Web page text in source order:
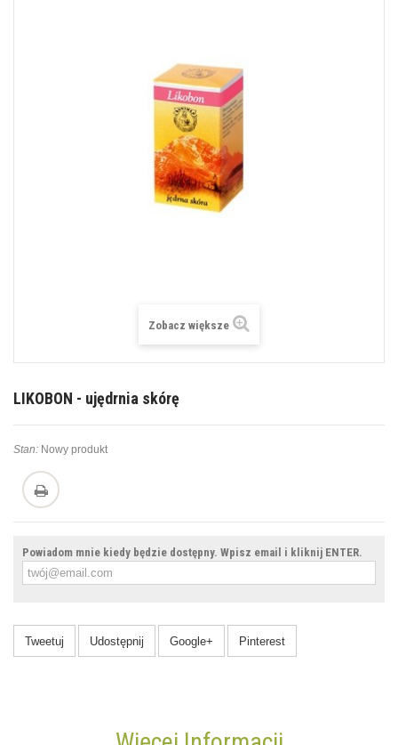
Zobacz większe
LIKOBON - ujędrnia skórę
Stan: Nowy produkt
Powiadom mnie kiedy będzie dostępny. Wpisz email i kliknij ENTER.
Tweetuj Udostępnij Google+ Pinterest